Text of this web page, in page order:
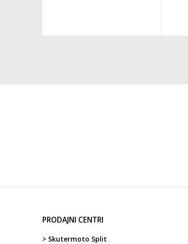
PRODAJNI CENTRI
> Skutermoto Split